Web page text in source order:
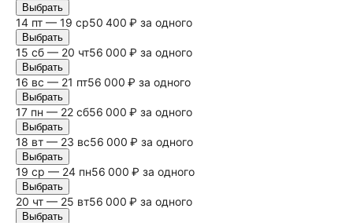
Выбрать
14 пт — 19 ср50 400 ₽ за одного
Выбрать
15 сб — 20 чт56 000 ₽ за одного
Выбрать
16 вс — 21 пт56 000 ₽ за одного
Выбрать
17 пн — 22 сб56 000 ₽ за одного
Выбрать
18 вт — 23 вс56 000 ₽ за одного
Выбрать
19 ср — 24 пн56 000 ₽ за одного
Выбрать
20 чт — 25 вт56 000 ₽ за одного
Выбрать